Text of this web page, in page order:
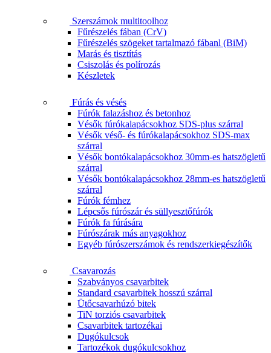
Szerszámok multitoolhoz
Fűrészelés fában (CrV)
Fűrészelés szögeket tartalmazó fábanl (BiM)
Marás és tisztítás
Csiszolás és polírozás
Készletek
Fúrás és vésés
Fúrók falazáshoz és betonhoz
Vésők fúrókalapácsokhoz SDS-plus szárral
Vésők véső- és fúrókalapácsokhoz SDS-max
szárral
Vésők bontókalapácsokhoz 30mm-es hatszögletű
szárral
Vésők bontókalapácsokhoz 28mm-es hatszögletű
szárral
Fúrók fémhez
Lépcsős fúrószár és süllyesztőfúrók
Fúrók fa fúrására
Fúrószárak más anyagokhoz
Egyéb fúrószerszámok és rendszerkiegészítők
Csavarozás
Szabványos csavarbitek
Standard csavarbitek hosszú szárral
Ütőcsavarhúzó bitek
TiN torziós csavarbitek
Csavarbitek tartozékai
Dugókulcsok
Tartozékok dugókulcsokhoz